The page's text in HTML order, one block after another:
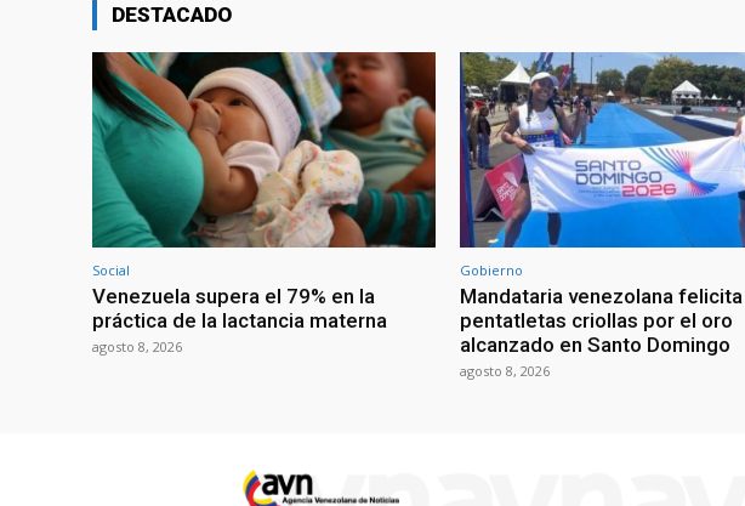
DESTACADO
Social
Venezuela supera el 79% en la
práctica de la lactancia materna
agosto 8, 2026
Gobierno
Mandataria venezolana
pentatletas criollas por el oro
alcanzado en Santo Domingo
agosto 8, 2026